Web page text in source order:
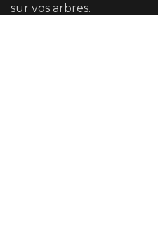
sur vos arbres.